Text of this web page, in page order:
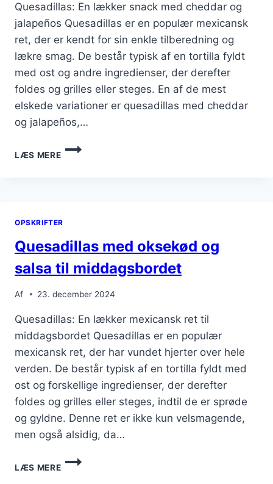
Quesadillas: En lækker snack med cheddar og
jalapeños Quesadillas er en populær mexicansk
ret, der er kendt for sin enkle tilberedning og
lækre smag. De består typisk af en tortilla fyldt
med ost og andre ingredienser, der derefter
foldes og grilles eller steges. En af de mest
elskede variationer er quesadillas med cheddar
og jalapeños,…
LÆS MERE
QUESADILLAS
MED
SNACK
OPSKRIFTER
Quesadillas med oksekød og
salsa til middagsbordet
Af 23. december 2024
Quesadillas: En lækker mexicansk ret til
middagsbordet Quesadillas er en populær
mexicansk ret, der har vundet hjerter over hele
verden. De består typisk af en tortilla fyldt med
ost og forskellige ingredienser, der derefter
foldes og grilles eller steges, indtil de er sprøde
og gyldne. Denne ret er ikke kun velsmagende,
men også alsidig, da…
LÆS MERE
QUESADILLAS
MED